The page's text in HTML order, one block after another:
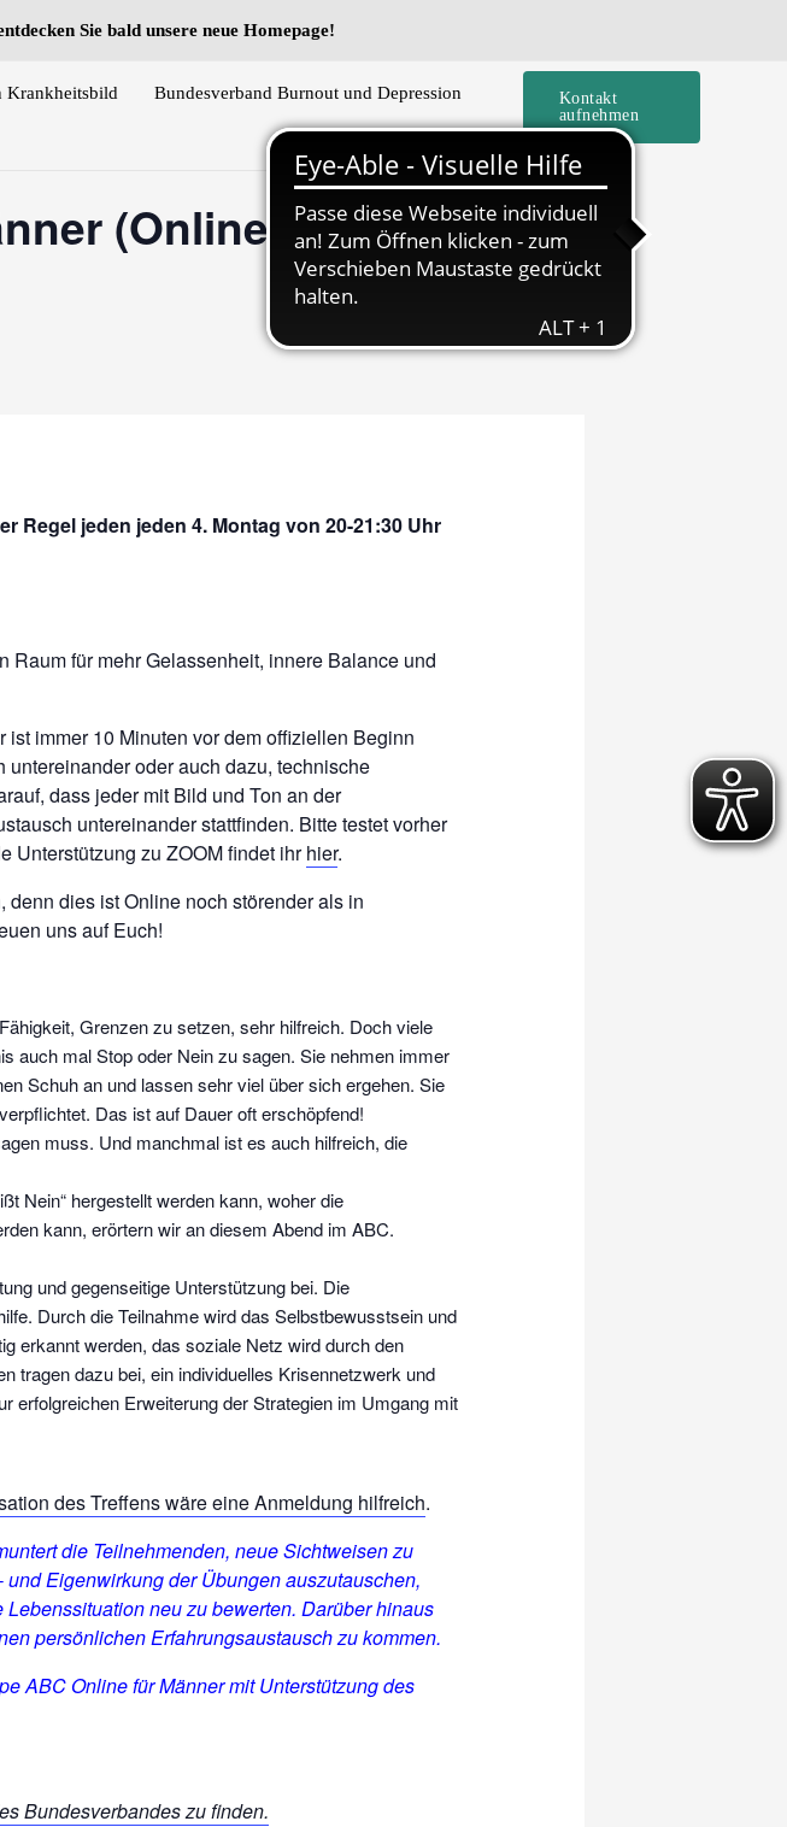
Sie bald unsere neue Homepage!
Krankheitsbild
Bundesverband Burnout und Depression
Kontakt
aufnehmen
(Online) – Grenzen
Regel jeden jeden 4. Montag von 20-21:30 Uhr
für mehr Gelassenheit, innere Balance und
immer 10 Minuten vor dem offiziellen Beginn
oder auch dazu, technische
dass jeder mit Bild und Ton an der
untereinander stattfinden. Bitte testet vorher
Unterstützung zu ZOOM findet ihrhier.
dies ist Online noch störender als in
uns auf Euch!
Grenzen zu setzen, sehr hilfreich. Doch viele
auch mal Stop oder Nein zu sagen. Sie nehmen immer
Schuh an und lassen sehr viel über sich ergehen. Sie
Das ist auf Dauer oft erschöpfend!
muss. Und manchmal ist es auch hilfreich, die
Nein“ hergestellt werden kann, woher die
kann, erörtern wir an diesem Abend im ABC.
und gegenseitige Unterstützung bei. Die
Durch die Teilnahme wird das Selbstbewusstsein und
erkannt werden, das soziale Netz wird durch den
tragen dazu bei, ein individuelles Krisennetzwerk und
erfolgreichen Erweiterung der Strategien im Umgang mit
des Treffens wäre eine Anmeldung hilfreich.
die Teilnehmenden, neue Sichtweisen zu
Eigenwirkung der Übungen auszutauschen,
neu zu bewerten. Darüber hinaus
persönlichen Erfahrungsaustausch zu kommen.
ABC Online für Männer mit Unterstützung des
Bundesverbandes zu finden.